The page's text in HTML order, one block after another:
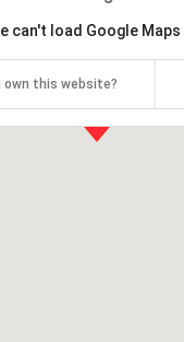
can't load Google
own this website?